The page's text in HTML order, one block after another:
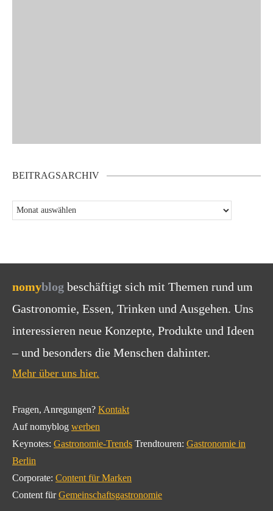
BEITRAGSARCHIV
nomyblog beschäftigt sich mit Themen rund um
Gastronomie, Essen, Trinken und Ausgehen. Uns
interessieren neue Konzepte, Produkte und Ideen
– und besonders die Menschen dahinter.
Mehr über uns hier.
Fragen, Anregungen? Kontakt
Auf nomyblog werben
Keynotes: Gastronomie-Trends Trendtouren: Gastronomie in
Berlin
Corporate: Content für Marken
Content fürGemeinschaftsgastronomie